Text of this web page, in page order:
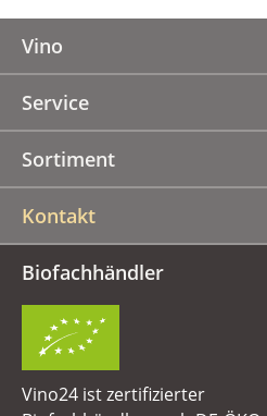
Vino
Service
Sortiment
Kontakt
Biofachhändler
Vino24 ist zertifizierter